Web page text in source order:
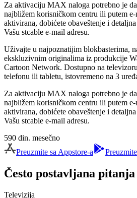
Za aktivaciju MAX naloga potrebno je da
najbližem korisničkom centru ili putem
aktivirana, dobićete obaveštenje i
Vašu stcable e-mail adresu.
Uživajte u najpoznatijim blokbasterima,
ekskluzivnim originalima iz produkcije
Cartoon Network. Dostupno na
telefonu ili tabletu, istovremeno na 3
Za aktivaciju MAX naloga potrebno je da
najbližem korisničkom centru ili putem
aktivirana, dobićete obaveštenje i
Vašu stcable e-mail adresu.
590 din. mesečno
Preuzmite sa Appstore-a
Često postavljana pitanja
Televizija